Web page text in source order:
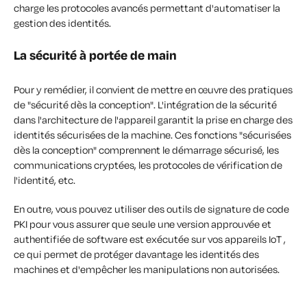
charge les protocoles avancés permettant d'automatiser la
gestion des identités.
La sécurité à portée de main
Pour y remédier, il convient de mettre en œuvre des pratiques
de "sécurité dès la conception". L'intégration de la sécurité
dans l'architecture de l'appareil garantit la prise en charge des
identités sécurisées de la machine. Ces fonctions "sécurisées
dès la conception" comprennent le démarrage sécurisé, les
communications cryptées, les protocoles de vérification de
l'identité, etc.
En outre, vous pouvez utiliser des outils de signature de code
PKI pour vous assurer que seule une version approuvée et
authentifiée de software est exécutée sur vos appareils IoT ,
ce qui permet de protéger davantage les identités des
machines et d'empêcher les manipulations non autorisées.